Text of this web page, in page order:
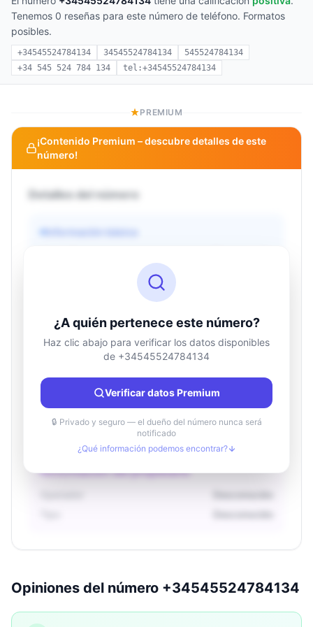
Tenemos 0 reseñas para este número de teléfono. Formatos
posibles.
+34545524784134 34545524784134
545524784134
+34 545 524 784 134
tel:+34545524784134
PREMIUM
¡Contenido Premium – descubre detalles de este
número!
Detalles del número
Información básica
Información de ubicación
País
Desconocido
Ciudad
Desconocido
Región
Desconocido
Información del propietario
¿A quién pertenece este número?
Haz clic abajo para verificar los datos disponibles
de +34545524784134
Verificar datos Premium
🔒 Privado y seguro — el dueño del número nunca será
notificado
¿Qué información podemos encontrar?
Opiniones del número +34545524784134